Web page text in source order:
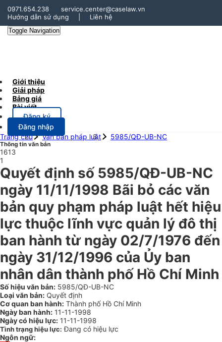
0971.654.238
service.center@caselaw.vn
Hướng dẫn sử dụng
Liên hệ
Toggle Navigation
Giới thiệu
Giải pháp
Bảng giá
Bài viết
Đăng ký
Đăng nhập
Trang chủ
Văn bản pháp luật 5985/QĐ-UB-NC
Thông tin văn bản
1613
1
Quyết định số 5985/QĐ-UB-NC
ngày 11/11/1998 Bãi bỏ các văn
bản quy phạm pháp luật hết hiệu
lực thuộc lĩnh vực quản lý đô thị
ban hành từ ngày 02/7/1976 đến
ngày 31/12/1996 của Ủy ban
nhân dân thành phố Hồ Chí Minh
Số hiệu văn bản: 5985/QĐ-UB-NC
Loại văn bản: Quyết định
Cơ quan ban hành: Thành phố Hồ Chí Minh
Ngày ban hành: 11-11-1998
Ngày có hiệu lực: 11-11-1998
Tình trạng hiệu lực: Đang có hiệu lực
Ngôn ngữ: